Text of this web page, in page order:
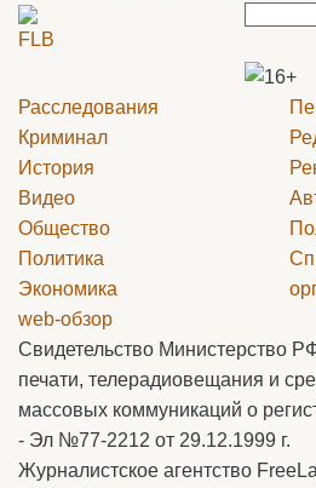
Расследования
Криминал
История
Видео
Общество
Политика
Экономика
web-обзор
Свидетельство Министерство
печати, телерадиовещания и
массовых коммуникаций о
- Эл №77-2212 от 29.12.1999 г.
Журналистское агентство